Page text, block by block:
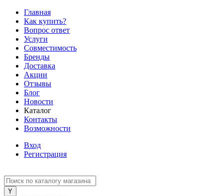
Главная
Как купить?
Вопрос ответ
Услуги
Совместимость
Бренды
Доставка
Акции
Отзывы
Блог
Новости
Каталог
Контакты
Возможности
Вход
Регистрация